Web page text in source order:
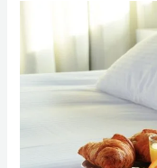
Serpong
Elit
Mengesankan